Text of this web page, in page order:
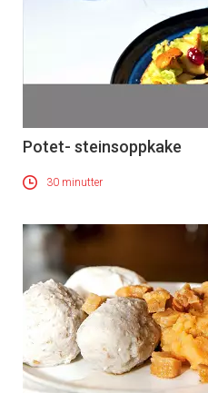
Potet- steinsoppkake
30 minutter